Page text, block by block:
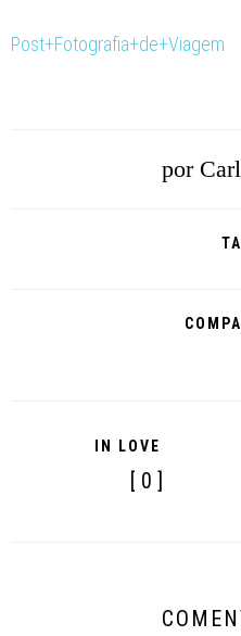
Post+Fotografia+de+Viagem
por
IN LOVE
[ 0 ]